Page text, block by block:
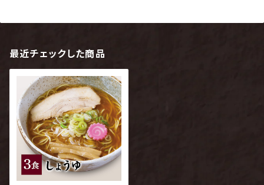
最近チェックした商品